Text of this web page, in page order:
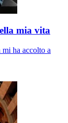
mia vita
ha accolto a